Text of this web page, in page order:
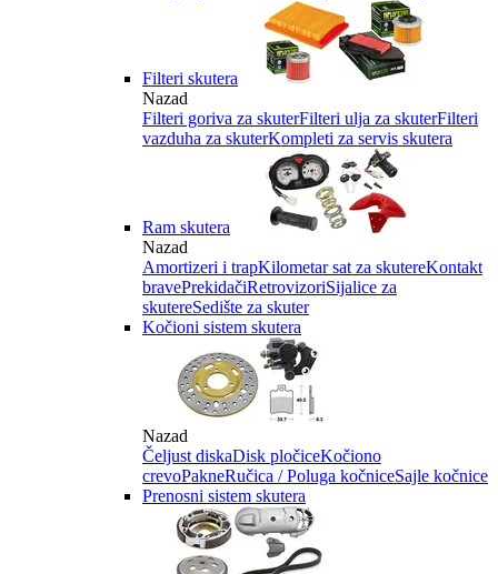
Filteri skutera
Nazad
Filteri goriva za skuterFilteri ulja za skuterFilteri
vazduha za skuterKompleti za servis skutera
Ram skutera
Nazad
Amortizeri i trapKilometar sat za skutereKontakt
bravePrekidačiRetrovizoriSijalice za
skutereSedište za skuter
Kočioni sistem skutera
Nazad
Čeljust diskaDisk pločiceKočiono
crevoPakneRučica / Poluga kočniceSajle kočnice
Prenosni sistem skutera